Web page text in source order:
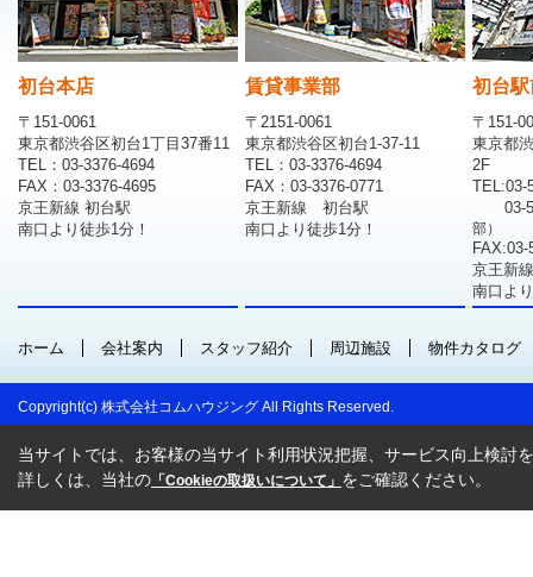
初台本店
〒151-0061
東京都渋谷区初台1丁目37番11
TEL：03-3376-4694
FAX：03-3376-4695
京王新線 初台駅
南口より徒歩1分！
賃貸事業部
〒2151-0061
東京都渋谷区初台1-37-11
TEL：03-3376-4694
FAX：03-3376-0771
京王新線 初台駅
南口より徒歩1分！
初台
〒151-
東京都
2F
TEL:03-
03-
部）
FAX:03-
京王新
南口よ
ホーム 会社案内 スタッフ紹介 周辺施設 物件カタログ
Copyright(c) 株式会社コムハウジング All Rights Reserved.
当サイトでは、お客様の当サイト利用状況把握、サービス向上検討
詳しくは、当社の 「Cookieの取扱いについて」 をご確認ください。